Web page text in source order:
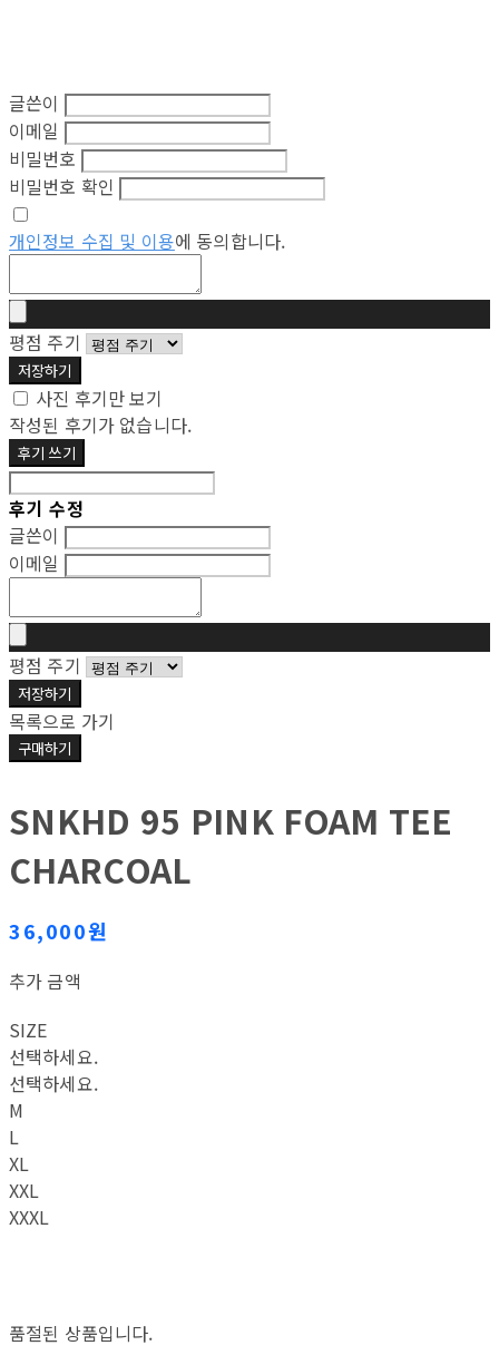
글쓴이
이메일
비밀번호
비밀번호 확인
개인정보 수집 및 이용에 동의합니다.
평점 주기
저장하기
사진 후기만 보기
작성된 후기가 없습니다.
후기 쓰기
후기 수정
글쓴이
이메일
평점 주기
저장하기
목록으로 가기
구매하기
SNKHD 95 PINK FOAM TEE
CHARCOAL
36,000원
추가 금액
SIZE
선택하세요.
선택하세요.
M
L
XL
XXL
XXXL
품절된 상품입니다.